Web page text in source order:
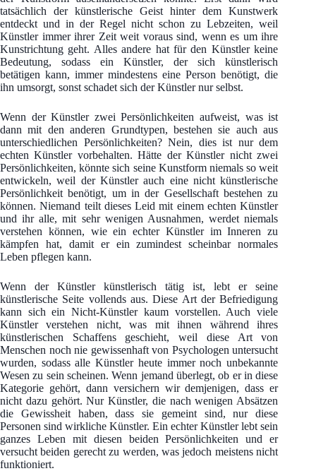
tatsächlich der künstlerische Geist hinter dem Kunstwerk
entdeckt und in der Regel nicht schon zu Lebzeiten, weil
Künstler immer ihrer Zeit weit voraus sind, wenn es um ihre
Kunstrichtung geht. Alles andere hat für den Künstler keine
Bedeutung, sodass ein Künstler, der sich künstlerisch
betätigen kann, immer mindestens eine Person benötigt, die
ihn umsorgt, sonst schadet sich der Künstler nur selbst.
Wenn der Künstler zwei Persönlichkeiten aufweist, was ist
dann mit den anderen Grundtypen, bestehen sie auch aus
unterschiedlichen Persönlichkeiten? Nein, dies ist nur dem
echten Künstler vorbehalten. Hätte der Künstler nicht zwei
Persönlichkeiten, könnte sich seine Kunstform niemals so weit
entwickeln, weil der Künstler auch eine nicht künstlerische
Persönlichkeit benötigt, um in der Gesellschaft bestehen zu
können. Niemand teilt dieses Leid mit einem echten Künstler
und ihr alle, mit sehr wenigen Ausnahmen, werdet niemals
verstehen können, wie ein echter Künstler im Inneren zu
kämpfen hat, damit er ein zumindest scheinbar normales
Leben pflegen kann.
Wenn der Künstler künstlerisch tätig ist, lebt er seine
künstlerische Seite vollends aus. Diese Art der Befriedigung
kann sich ein Nicht-Künstler kaum vorstellen. Auch viele
Künstler verstehen nicht, was mit ihnen während ihres
künstlerischen Schaffens geschieht, weil diese Art von
Menschen noch nie gewissenhaft von Psychologen untersucht
wurden, sodass alle Künstler heute immer noch unbekannte
Wesen zu sein scheinen. Wenn jemand überlegt, ob er in diese
Kategorie gehört, dann versichern wir demjenigen, dass er
nicht dazu gehört. Nur Künstler, die nach wenigen Absätzen
die Gewissheit haben, dass sie gemeint sind, nur diese
Personen sind wirkliche Künstler. Ein echter Künstler lebt sein
ganzes Leben mit diesen beiden Persönlichkeiten und er
versucht beiden gerecht zu werden, was jedoch meistens nicht
funktioniert.